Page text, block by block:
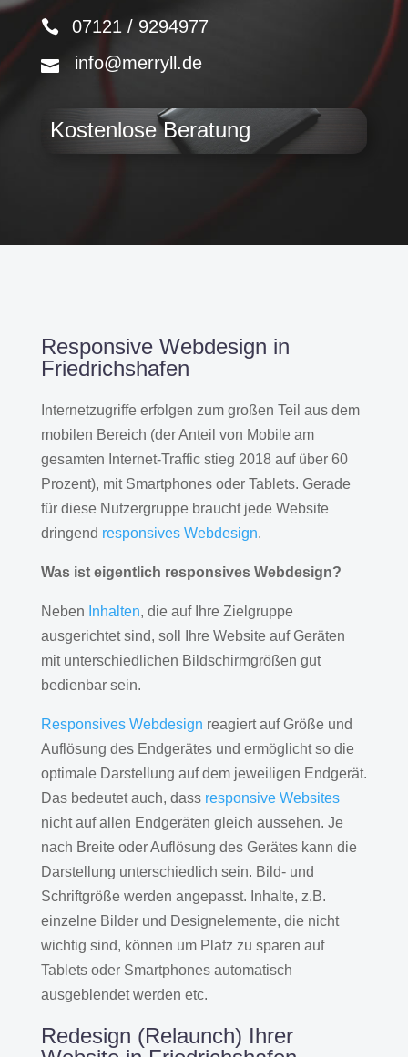
07121 / 9294977
info@merryll.de
Kostenlose Beratung
Responsive Webdesign in
Friedrichshafen
Internetzugriffe erfolgen zum großen Teil aus dem
mobilen Bereich (der Anteil von Mobile am
gesamten Internet-Traffic stieg 2018 auf über 60
Prozent), mit Smartphones oder Tablets. Gerade
für diese Nutzergruppe braucht jede Website
dringend responsives Webdesign.
Was ist eigentlich responsives Webdesign?
Neben Inhalten, die auf Ihre Zielgruppe
ausgerichtet sind, soll Ihre Website auf Geräten
mit unterschiedlichen Bildschirmgrößen gut
bedienbar sein.
Responsives Webdesign reagiert auf Größe und
Auflösung des Endgerätes und ermöglicht so die
optimale Darstellung auf dem jeweiligen Endgerät.
Das bedeutet auch, dass responsive Websites
nicht auf allen Endgeräten gleich aussehen. Je
nach Breite oder Auflösung des Gerätes kann die
Darstellung unterschiedlich sein. Bild- und
Schriftgröße werden angepasst. Inhalte, z.B.
einzelne Bilder und Designelemente, die nicht
wichtig sind, können um Platz zu sparen auf
Tablets oder Smartphones automatisch
ausgeblendet werden etc.
Redesign (Relaunch) Ihrer